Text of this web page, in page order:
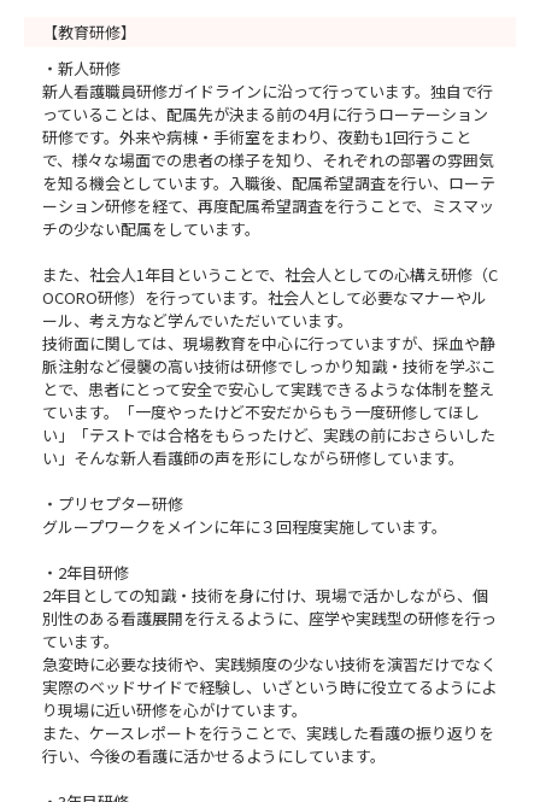
【教育研修】
・新人研修
新人看護職員研修ガイドラインに沿って行っています。独自で行
っていることは、配属先が決まる前の4月に行うローテーション
研修です。外来や病棟・手術室をまわり、夜勤も1回行うこと
で、様々な場面での患者の様子を知り、それぞれの部署の雰囲気
を知る機会としています。入職後、配属希望調査を行い、ローテ
ーション研修を経て、再度配属希望調査を行うことで、ミスマッ
チの少ない配属をしています。
また、社会人1年目ということで、社会人としての心構え研修（C
OCORO研修）を行っています。社会人として必要なマナーやル
ール、考え方など学んでいただいています。
技術面に関しては、現場教育を中心に行っていますが、採血や静
脈注射など侵襲の高い技術は研修でしっかり知識・技術を学ぶこ
とで、患者にとって安全で安心して実践できるような体制を整え
ています。「一度やったけど不安だからもう一度研修してほし
い」「テストでは合格をもらったけど、実践の前におさらいした
い」そんな新人看護師の声を形にしながら研修しています。
・プリセプター研修
グループワークをメインに年に３回程度実施しています。
・2年目研修
2年目としての知識・技術を身に付け、現場で活かしながら、個
別性のある看護展開を行えるように、座学や実践型の研修を行っ
ています。
急変時に必要な技術や、実践頻度の少ない技術を演習だけでなく
実際のベッドサイドで経験し、いざという時に役立てるようによ
り現場に近い研修を心がけています。
また、ケースレポートを行うことで、実践した看護の振り返りを
行い、今後の看護に活かせるようにしています。